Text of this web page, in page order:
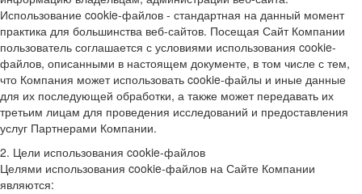
Использование cookie-файлов - стандартная на данный момент
практика для большинства веб-сайтов. Посещая Сайт Компании
пользователь соглашается с условиями использования cookie-
файлов, описанными в настоящем документе, в том числе с тем,
что Компания может использовать cookie-файлы и иные данные
для их последующей обработки, а также может передавать их
третьим лицам для проведения исследований и предоставления
услуг Партнерами Компании.
2. Цели использования cookie-файлов
Целями использования cookie-файлов на Сайте Компании
являются: